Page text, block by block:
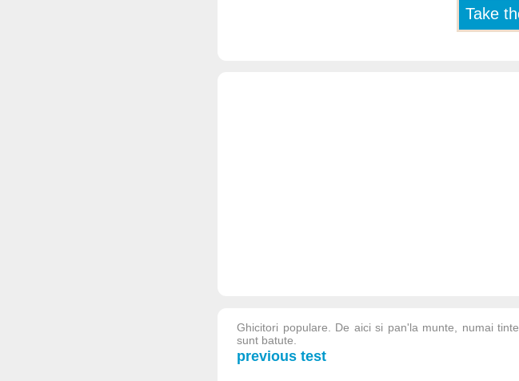
Ghicitori populare. De aici si pan'la munte, numai tinte
sunt batute.
previous test